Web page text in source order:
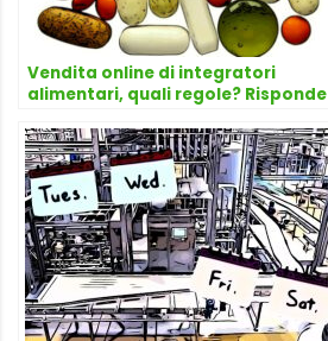
Vendita online di integratori
alimentari, quali regole? Risponde